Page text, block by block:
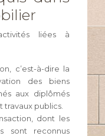
liées à
c’est-à-dire la
des biens
aux diplômés
publics.
dont les
sont reconnus